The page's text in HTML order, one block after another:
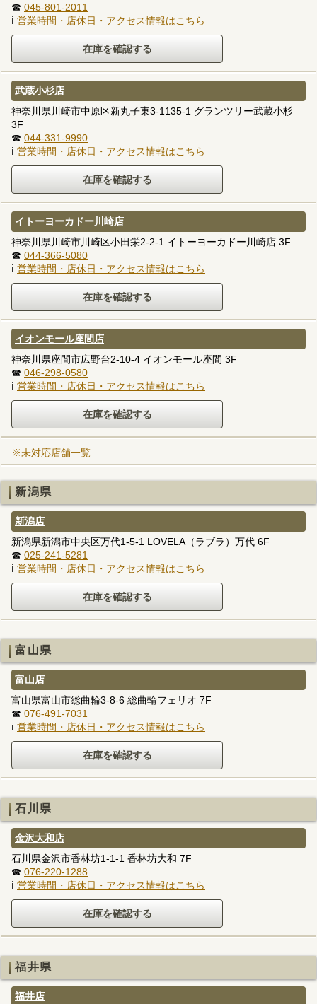
☎ 045-801-2011
ℹ 営業時間・店休日・アクセス情報はこちら
武蔵小杉店
神奈川県川崎市中原区新丸子東3-1135-1 グランツリー武蔵小杉
3F
☎ 044-331-9990
ℹ 営業時間・店休日・アクセス情報はこちら
イトーヨーカドー川崎店
神奈川県川崎市川崎区小田栄2-2-1 イトーヨーカドー川崎店 3F
☎ 044-366-5080
ℹ 営業時間・店休日・アクセス情報はこちら
イオンモール座間店
神奈川県座間市広野台2-10-4 イオンモール座間 3F
☎ 046-298-0580
ℹ 営業時間・店休日・アクセス情報はこちら
※未対応店舗一覧
新潟県
新潟店
新潟県新潟市中央区万代1-5-1 LOVELA（ラブラ）万代 6F
☎ 025-241-5281
ℹ 営業時間・店休日・アクセス情報はこちら
富山県
富山店
富山県富山市総曲輪3-8-6 総曲輪フェリオ 7F
☎ 076-491-7031
ℹ 営業時間・店休日・アクセス情報はこちら
石川県
金沢大和店
石川県金沢市香林坊1-1-1 香林坊大和 7F
☎ 076-220-1288
ℹ 営業時間・店休日・アクセス情報はこちら
福井県
福井店